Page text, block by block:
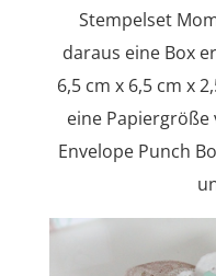
Stempelset
daraus eine Box
6,5 cm x 6,5 cm x
eine
Envelope Punch